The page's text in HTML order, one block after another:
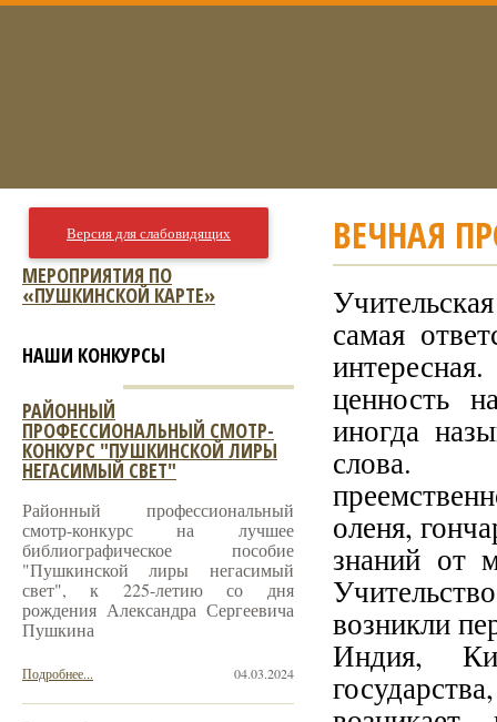
ВЕЧНАЯ
самая
ценность
иногда
слова.
оленя,
знаний от
возникли
Индия,
Версия для слабовидящих
МЕРОПРИЯТИЯ ПО
«ПУШКИНСКОЙ КАРТЕ»
НАШИ КОНКУРСЫ
РАЙОННЫЙ
ПРОФЕССИОНАЛЬНЫЙ СМОТР-
КОНКУРС "ПУШКИНСКОЙ ЛИРЫ
НЕГАСИМЫЙ СВЕТ"
Районный профессиональный
смотр-конкурс на лучшее
библиографическое пособие
"Пушкинской лиры негасимый
свет", к 225-летию со дня
рождения Александра Сергеевича
Пушкина
04.03.2024
Подробнее...